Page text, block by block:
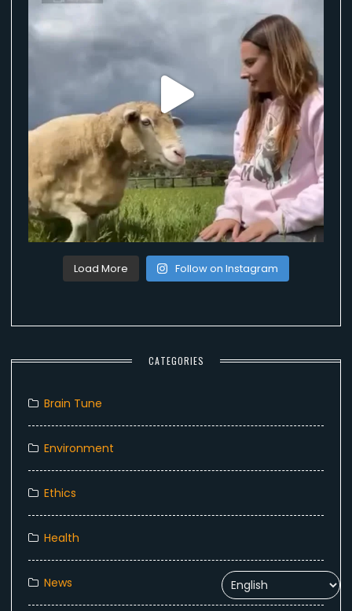
Load More Follow on Instagram
CATEGORIES
Brain Tune
Environment
Ethics
Health
News